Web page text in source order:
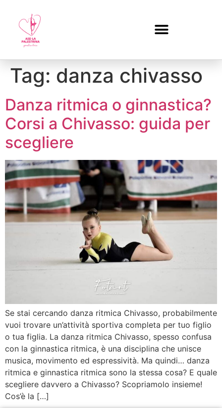
Tag: danza chivasso
Danza ritmica o ginnastica?
Corsi a Chivasso: guida per
scegliere
Se stai cercando danza ritmica Chivasso, probabilmente
vuoi trovare un’attività sportiva completa per tuo figlio
o tua figlia. La danza ritmica Chivasso, spesso confusa
con la ginnastica ritmica, è una disciplina che unisce
musica, movimento ed espressività. Ma quindi… danza
ritmica e ginnastica ritmica sono la stessa cosa? E quale
scegliere davvero a Chivasso? Scopriamolo insieme!
Cos’è la […]